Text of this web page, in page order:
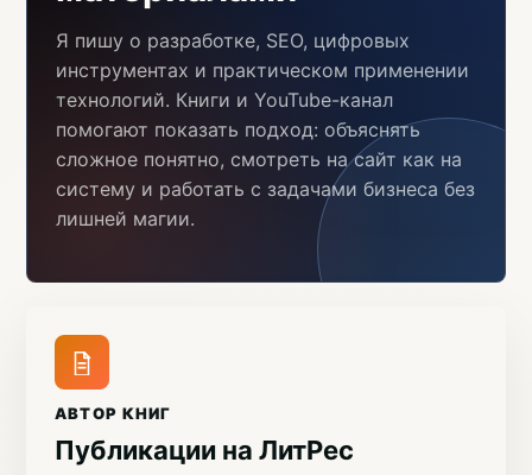
Я пишу о разработке, SEO, цифровых
инструментах и практическом применении
технологий. Книги и YouTube-канал
помогают показать подход: объяснять
сложное понятно, смотреть на сайт как на
систему и работать с задачами бизнеса без
лишней магии.
АВТОР КНИГ
Публикации на ЛитРес